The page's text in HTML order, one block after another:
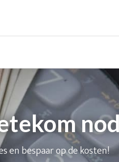
en bespaar op de kosten!